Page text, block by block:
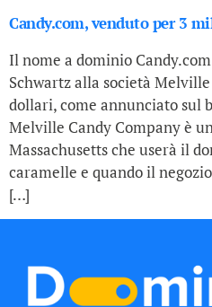
Candy.com, venduto per 3
Il nome a dominio
Schwartz alla società
dollari, come annunciato sul
Melville Candy Company è
Massachusetts che userà il
caramelle e quando il
[…]